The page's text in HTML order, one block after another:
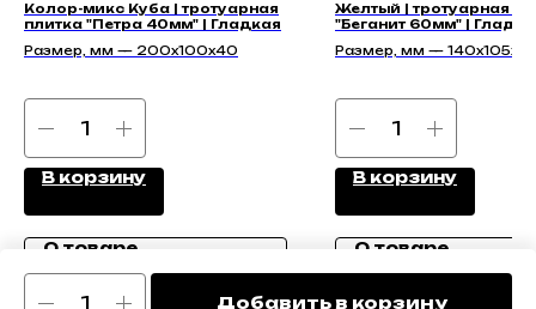
Добавить в корзину
Колор-микс Куба | тротуарная
плитка "Петра 40мм" | Гладкая
Размер, мм — 200x100x40
В корзину
О товаре
Желтый | тротуарная
"Беганит 60мм" |
Размер, мм —
В корзину
О товаре